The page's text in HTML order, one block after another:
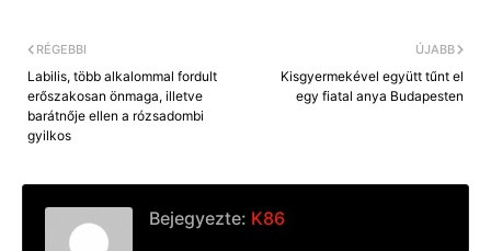
ÚJABB
Kisgyermekével együtt tűnt el
egy fiatal anya Budapesten
RÉGEBBI
Labilis, több alkalommal fordult
erőszakosan önmaga, illetve
barátnője ellen a rózsadombi
gyilkos
Bejegyezte: K86